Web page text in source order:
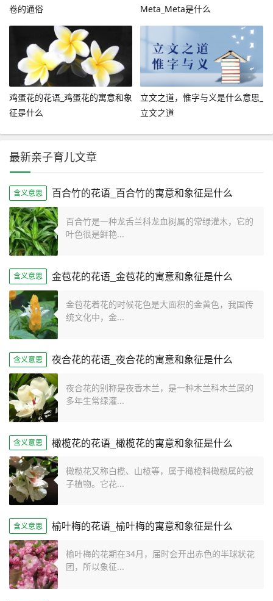
卷的通俗
Meta_Meta是什么
鸡蛋花的花语_鸡蛋花的寓意和象
征是什么
立文之道，惟字与义是什么意思_
立文之道
最新亲子育儿文章
含义意思 百合竹的花语_百合竹的寓意和象征是什么
百合竹是一种龙舌兰科龙血树属的常绿灌木，它的
叶色很是鲜艳...
含义意思 金苞花的花语_金苞花的寓意和象征是什么
金苞花着花的时候花色是大面积的金黄色，我国传
统文化中，金...
含义意思 夜合花的花语_夜合花的寓意和象征是什么
夜合花的别称是夜香木兰，是一种木兰科木兰属的
多年生常绿灌...
含义意思 橄榄花的花语_橄榄花的寓意和象征是什么
橄榄花又称白榄、山榄等，属于橄榄科橄榄属的被
子植物。它花...
含义意思 榆叶梅的花语_榆叶梅的寓意和象征是什么
榆叶梅的花期在34月，届时会开出赤色的半球状花
团，所以象征...